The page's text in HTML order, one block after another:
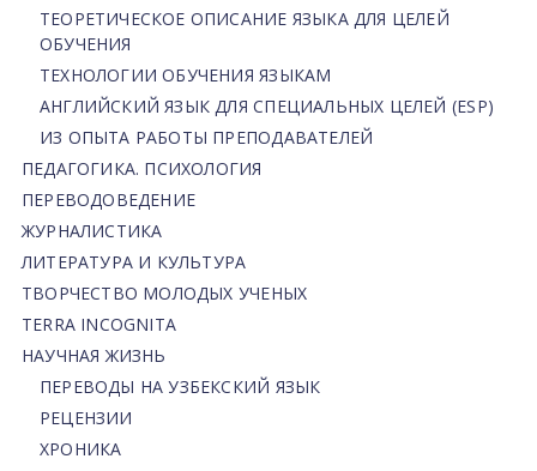
ТЕОРЕТИЧЕСКОЕ ОПИСАНИЕ ЯЗЫКА ДЛЯ ЦЕЛЕЙ
ОБУЧЕНИЯ
ТЕХНОЛОГИИ ОБУЧЕНИЯ ЯЗЫКАМ
АНГЛИЙСКИЙ ЯЗЫК ДЛЯ СПЕЦИАЛЬНЫХ ЦЕЛЕЙ (ESP)
ИЗ ОПЫТА РАБОТЫ ПРЕПОДАВАТЕЛЕЙ
ПЕДАГОГИКА. ПСИХОЛОГИЯ
ПЕРЕВОДОВЕДЕНИЕ
ЖУРНАЛИСТИКА
ЛИТЕРАТУРА И КУЛЬТУРА
ТВОРЧЕСТВО МОЛОДЫХ УЧЕНЫХ
TERRA INCOGNITA
НАУЧНАЯ ЖИЗНЬ
ПЕРЕВОДЫ НА УЗБЕКСКИЙ ЯЗЫК
РЕЦЕНЗИИ
ХРОНИКА